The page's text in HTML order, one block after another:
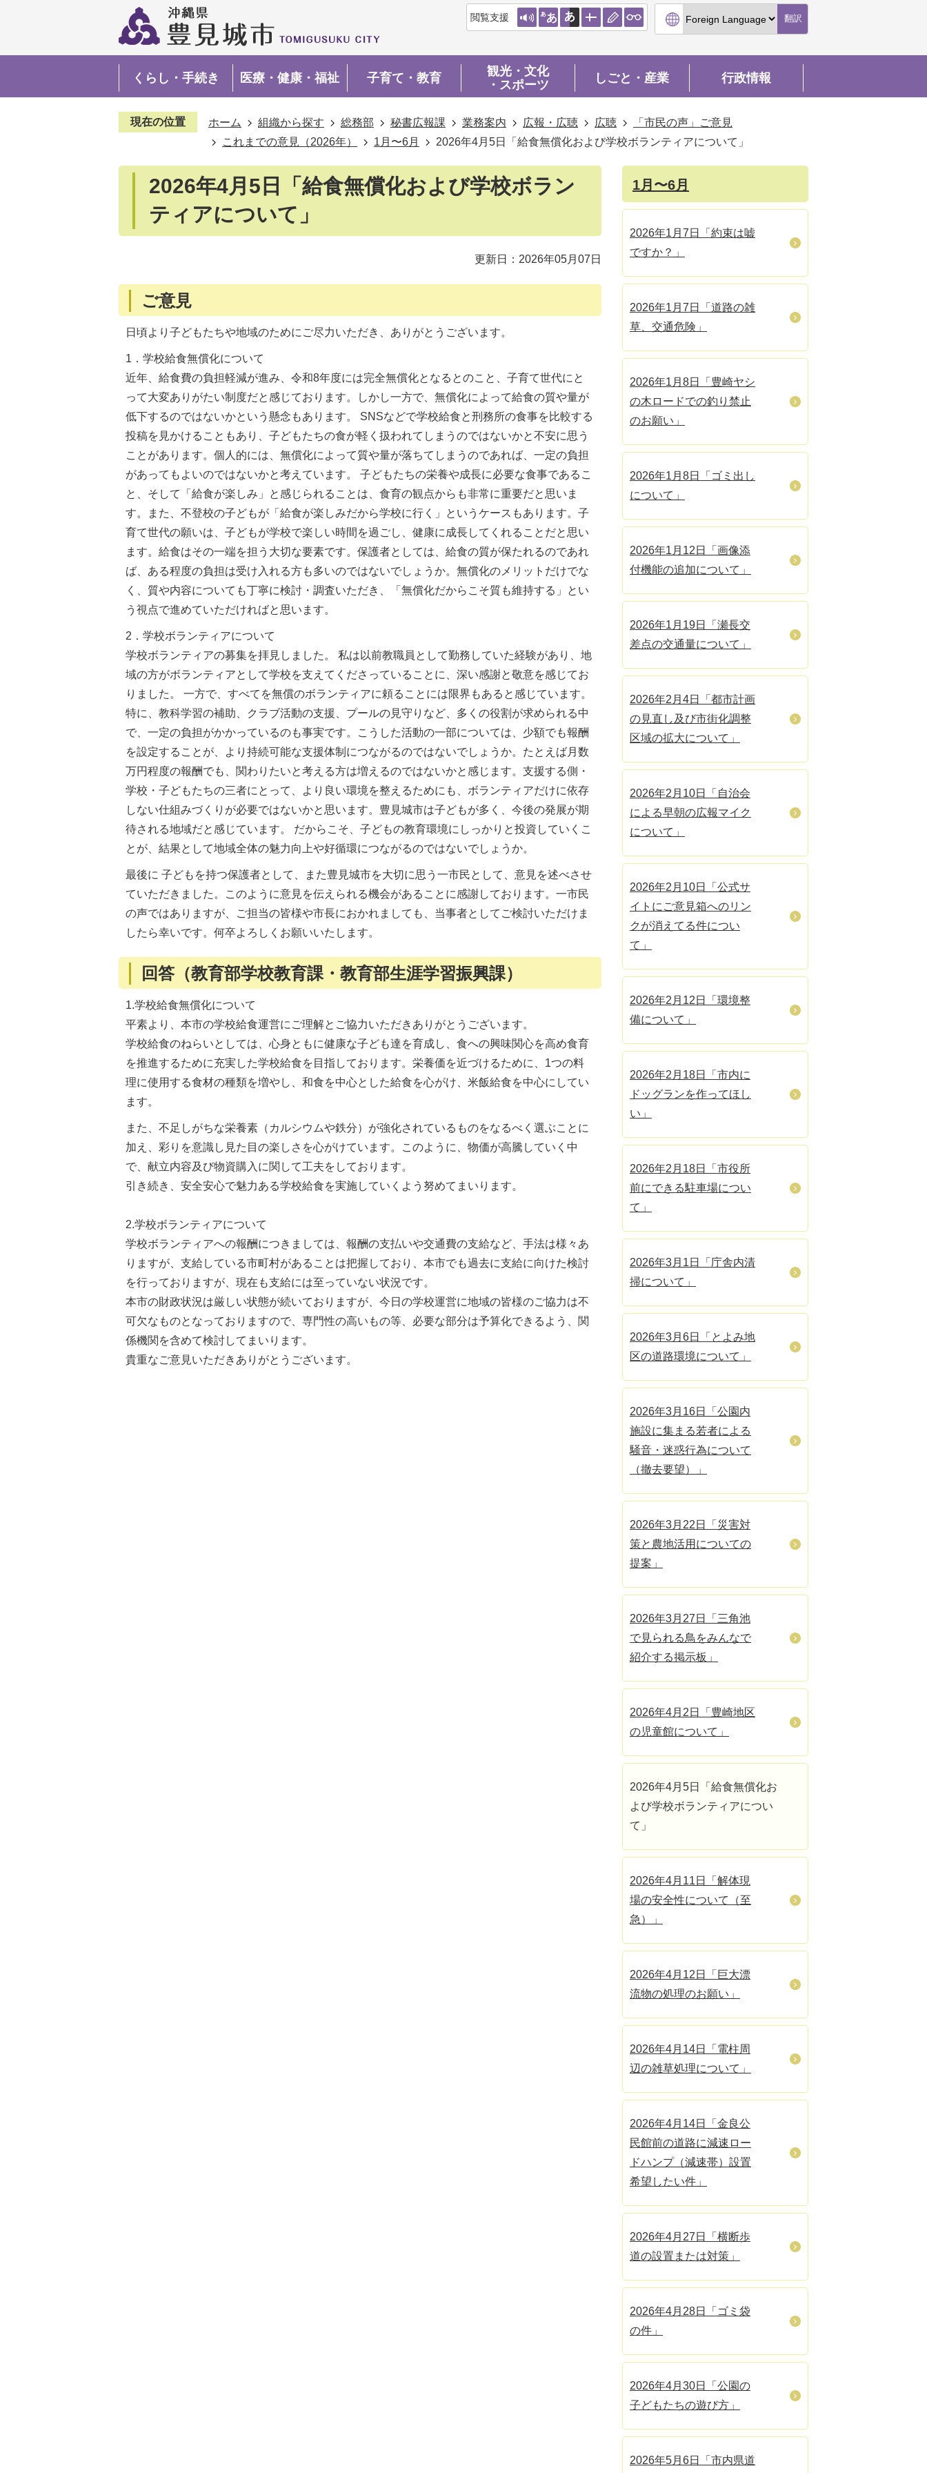
閲覧支援 翻訳
くらし・手続き 医療・健康・福祉 子育て・教育
観光・文化
・スポーツ
しごと・産業 行政情報
現在の位置 ホーム 組織から探す 総務部 秘書広報課 業務案内 広報・広聴 広聴
「市民の声」ご意見
これまでの意見（2026年）
1月〜6月 2026年4月5日「給食無償化および学校ボランティアについて」
2026年4月5日「給食無償化および学校ボラン
ティアについて」
更新日：2026年05月07日
ご意見
日頃より子どもたちや地域のためにご尽力いただき、ありがとうございます。
1．学校給食無償化について
近年、給食費の負担軽減が進み、令和8年度には完全無償化となるとのこと、子育て世代にと
って大変ありがたい制度だと感じております。しかし一方で、無償化によって給食の質や量が
低下するのではないかという懸念もあります。 SNSなどで学校給食と刑務所の食事を比較する
投稿を見かけることもあり、子どもたちの食が軽く扱われてしまうのではないかと不安に思う
ことがあります。個人的には、無償化によって質や量が落ちてしまうのであれば、一定の負担
があってもよいのではないかと考えています。 子どもたちの栄養や成長に必要な食事であるこ
と、そして「給食が楽しみ」と感じられることは、食育の観点からも非常に重要だと思いま
す。また、不登校の子どもが「給食が楽しみだから学校に行く」というケースもあります。子
育て世代の願いは、子どもが学校で楽しい時間を過ごし、健康に成長してくれることだと思い
ます。給食はその一端を担う大切な要素です。保護者としては、給食の質が保たれるのであれ
ば、ある程度の負担は受け入れる方も多いのではないでしょうか。無償化のメリットだけでな
く、質や内容についても丁寧に検討・調査いただき、「無償化だからこそ質も維持する」とい
う視点で進めていただければと思います。
2．学校ボランティアについて
学校ボランティアの募集を拝見しました。 私は以前教職員として勤務していた経験があり、地
域の方がボランティアとして学校を支えてくださっていることに、深い感謝と敬意を感じてお
りました。 一方で、すべてを無償のボランティアに頼ることには限界もあると感じています。
特に、教科学習の補助、クラブ活動の支援、プールの見守りなど、多くの役割が求められる中
で、一定の負担がかかっているのも事実です。こうした活動の一部については、少額でも報酬
を設定することが、より持続可能な支援体制につながるのではないでしょうか。たとえば月数
万円程度の報酬でも、関わりたいと考える方は増えるのではないかと感じます。支援する側・
学校・子どもたちの三者にとって、より良い環境を整えるためにも、ボランティアだけに依存
しない仕組みづくりが必要ではないかと思います。豊見城市は子どもが多く、今後の発展が期
待される地域だと感じています。 だからこそ、子どもの教育環境にしっかりと投資していくこ
とが、結果として地域全体の魅力向上や好循環につながるのではないでしょうか。
最後に 子どもを持つ保護者として、また豊見城市を大切に思う一市民として、意見を述べさせ
ていただきました。このように意見を伝えられる機会があることに感謝しております。一市民
の声ではありますが、ご担当の皆様や市長におかれましても、当事者としてご検討いただけま
したら幸いです。何卒よろしくお願いいたします。
回答（教育部学校教育課・教育部生涯学習振興課）
1.学校給食無償化について
平素より、本市の学校給食運営にご理解とご協力いただきありがとうございます。
学校給食のねらいとしては、心身ともに健康な子ども達を育成し、食への興味関心を高め食育
を推進するために充実した学校給食を目指しております。栄養価を近づけるために、1つの料
理に使用する食材の種類を増やし、和食を中心とした給食を心がけ、米飯給食を中心にしてい
ます。
また、不足しがちな栄養素（カルシウムや鉄分）が強化されているものをなるべく選ぶことに
加え、彩りを意識し見た目の楽しさを心がけています。このように、物価が高騰していく中
で、献立内容及び物資購入に関して工夫をしております。
引き続き、安全安心で魅力ある学校給食を実施していくよう努めてまいります。
2.学校ボランティアについて
学校ボランティアへの報酬につきましては、報酬の支払いや交通費の支給など、手法は様々あ
りますが、支給している市町村があることは把握しており、本市でも過去に支給に向けた検討
を行っておりますが、現在も支給には至っていない状況です。
本市の財政状況は厳しい状態が続いておりますが、今日の学校運営に地域の皆様のご協力は不
可欠なものとなっておりますので、専門性の高いもの等、必要な部分は予算化できるよう、関
係機関を含めて検討してまいります。
貴重なご意見いただきありがとうございます。
1月〜6月
2026年1月7日「約束は嘘
ですか？」
2026年1月7日「道路の雑
草、交通危険」
2026年1月8日「豊崎ヤシ
の木ロードでの釣り禁止
のお願い」
2026年1月8日「ゴミ出し
について」
2026年1月12日「画像添
付機能の追加について」
2026年1月19日「瀬長交
差点の交通量について」
2026年2月4日「都市計画
の見直し及び市街化調整
区域の拡大について」
2026年2月10日「自治会
による早朝の広報マイク
について」
2026年2月10日「公式サ
イトにご意見箱へのリン
クが消えてる件につい
て」
2026年2月12日「環境整
備について」
2026年2月18日「市内に
ドッグランを作ってほし
い」
2026年2月18日「市役所
前にできる駐車場につい
て」
2026年3月1日「庁舎内清
掃について」
2026年3月6日「とよみ地
区の道路環境について」
2026年3月16日「公園内
施設に集まる若者による
騒音・迷惑行為について
（撤去要望）」
2026年3月22日「災害対
策と農地活用についての
提案」
2026年3月27日「三角池
で見られる鳥をみんなで
紹介する掲示板」
2026年4月2日「豊崎地区
の児童館について」
2026年4月5日「給食無償化お
よび学校ボランティアについ
て」
2026年4月11日「解体現
場の安全性について（至
急）」
2026年4月12日「巨大漂
流物の処理のお願い」
2026年4月14日「電柱周
辺の雑草処理について」
2026年4月14日「金良公
民館前の道路に減速ロー
ドハンプ（減速帯）設置
希望したい件」
2026年4月27日「横断歩
道の設置または対策」
2026年4月28日「ゴミ袋
の件」
2026年4月30日「公園の
子どもたちの遊び方」
2026年5月6日「市内県道